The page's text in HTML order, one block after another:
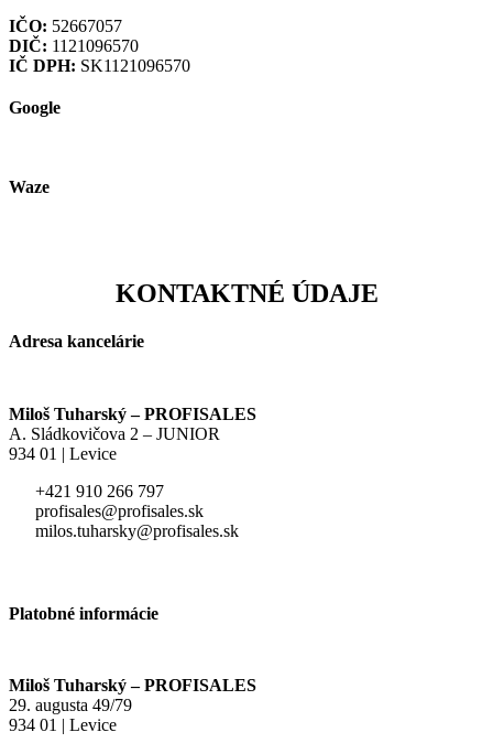
IČO: 52667057
DIČ: 1121096570
IČ DPH: SK1121096570
Google
Waze
KONTAKTNÉ ÚDAJE
Adresa kancelárie
Miloš Tuharský – PROFISALES
A. Sládkovičova 2 – JUNIOR
934 01 | Levice
+421 910 266 797
profisales@profisales.sk
milos.tuharsky@profisales.sk
Platobné informácie
Miloš Tuharský – PROFISALES
29. augusta 49/79
934 01 | Levice